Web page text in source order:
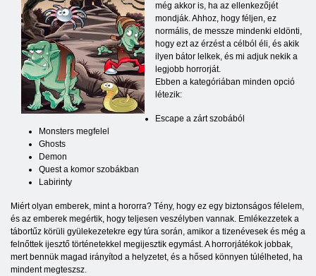
még akkor is, ha az ellenkezőjét
mondják. Ahhoz, hogy féljen, ez
normális, de messze mindenki eldönti,
hogy ezt az érzést a célból éli, és akik
ilyen bátor lelkek, és mi adjuk nekik a
legjobb horrorját.
Ebben a kategóriában minden opció
létezik:
Escape a zárt szobából
Monsters megfelel
Ghosts
Demon
Quest a komor szobákban
Labirinty
Miért olyan emberek, mint a hororra? Tény, hogy ez egy biztonságos félelem,
és az emberek megértik, hogy teljesen veszélyben vannak. Emlékezzetek a
tábortűz körüli gyülekezetekre egy túra során, amikor a tizenévesek és még a
felnőttek ijesztő történetekkel megijesztik egymást. A horrorjátékok jobbak,
mert bennük magad irányítod a helyzetet, és a hősed könnyen túlélheted, ha
mindent megteszsz.